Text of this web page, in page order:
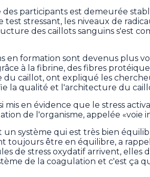
des participants est demeurée
test stressant, les niveaux de
des caillots sanguins s'est
en formation sont devenus plus
à la fibrine, des fibres
caillot, ont expliqué les
la qualité et l'architecture du
mis en évidence que le stress
de l'organisme, appelée «voie
un système qui est très bien
toujours être en équilibre, a
de stress oxydatif arrivent, elles
de la coagulation et c'est ça